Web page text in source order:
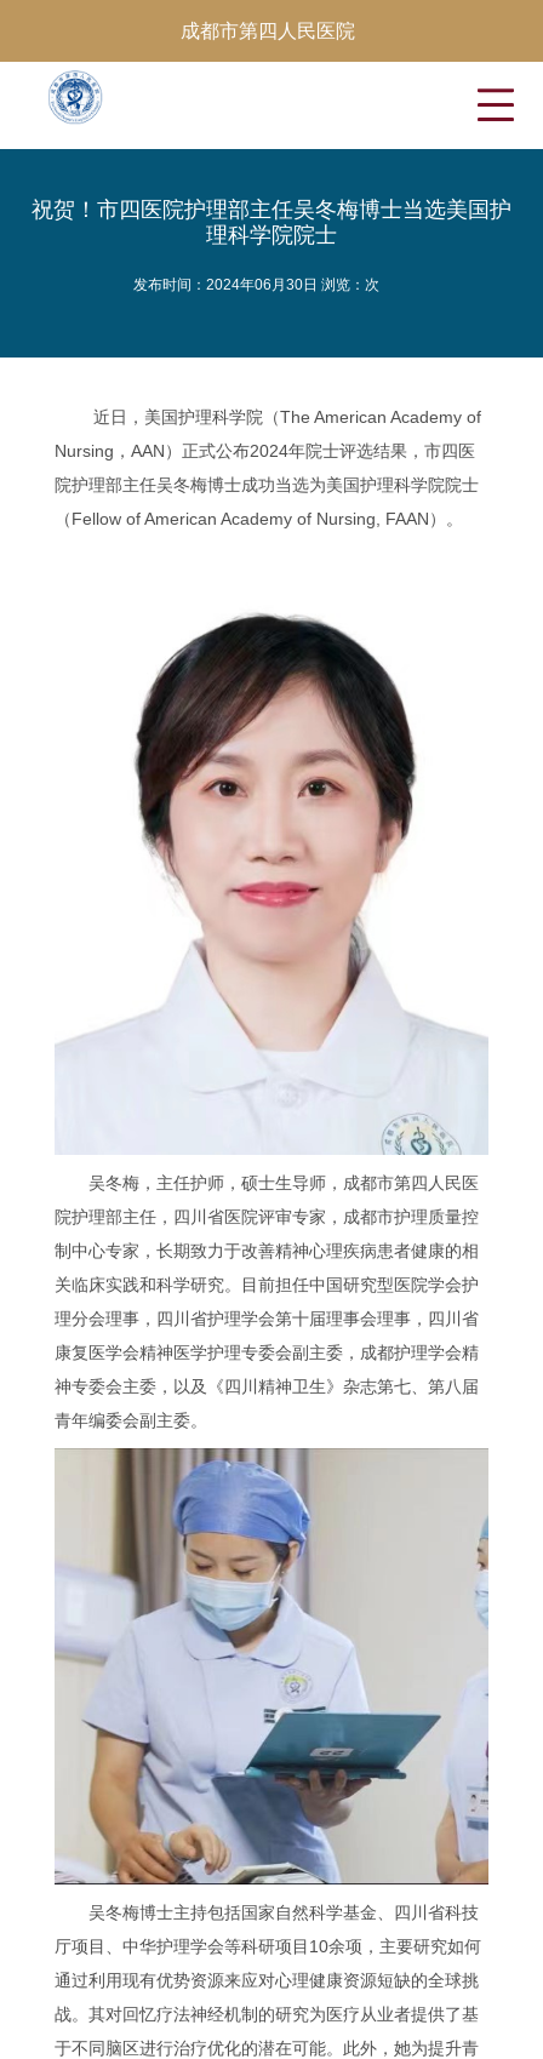
成都市第四人民医院
祝贺！市四医院护理部主任吴冬梅博士当选美国护
理科学院院士
发布时间：2024年06月30日 浏览： 次
近日，美国护理科学院（The American Academy of
Nursing，AAN）正式公布2024年院士评选结果，市四医
院护理部主任吴冬梅博士成功当选为美国护理科学院院士
（Fellow of American Academy of Nursing, FAAN）。
吴冬梅，主任护师，硕士生导师，成都市第四人民医
院护理部主任，四川省医院评审专家，成都市护理质量控
制中心专家，长期致力于改善精神心理疾病患者健康的相
关临床实践和科学研究。目前担任中国研究型医院学会护
理分会理事，四川省护理学会第十届理事会理事，四川省
康复医学会精神医学护理专委会副主委，成都护理学会精
神专委会主委，以及《四川精神卫生》杂志第七、第八届
青年编委会副主委。
吴冬梅博士主持包括国家自然科学基金、四川省科技
厅项目、中华护理学会等科研项目10余项，主要研究如何
通过利用现有优势资源来应对心理健康资源短缺的全球挑
战。其对回忆疗法神经机制的研究为医疗从业者提供了基
于不同脑区进行治疗优化的潜在可能。此外，她为提升青